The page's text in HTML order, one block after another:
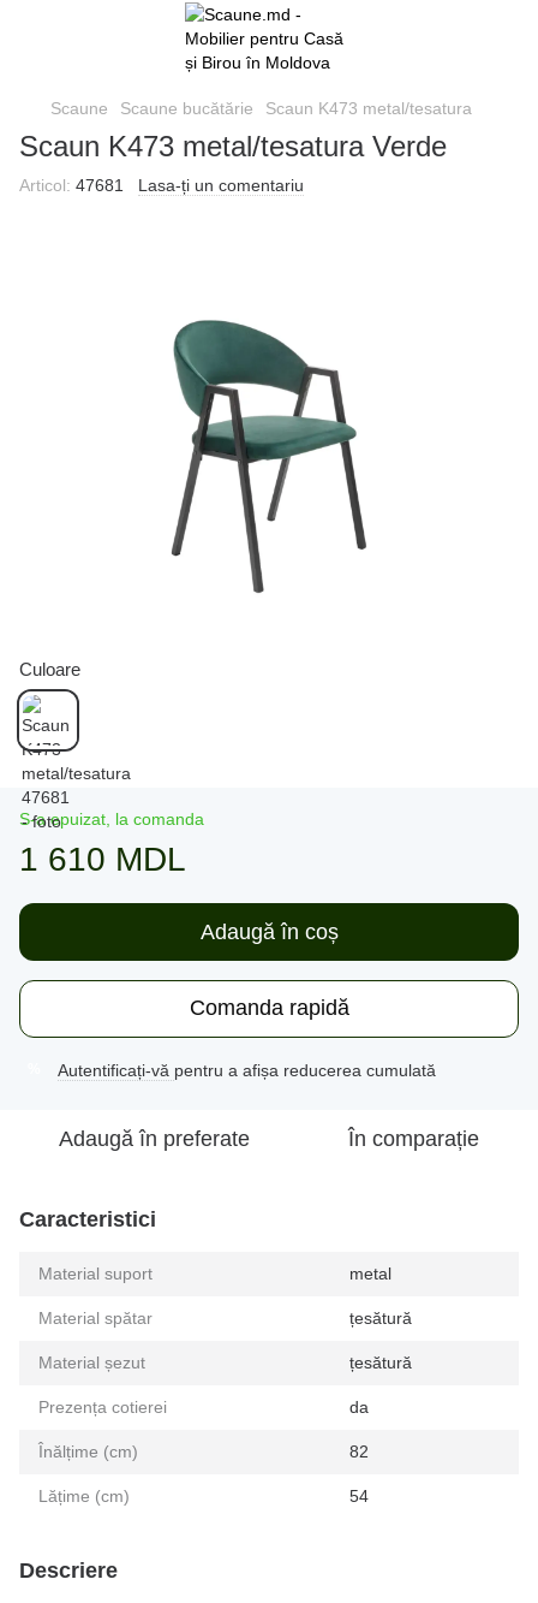
Scaune Scaune bucătărie Scaun K473 metal/tesatura
Scaun K473 metal/tesatura Verde
Articol: 47681 Lasa-ți un comentariu
Culoare
S-a epuizat, la comanda
1 610 MDL
Adaugă în coș
Comanda rapidă
Autentificați-vă pentru a afișa reducerea cumulată
Adaugă în preferate În comparație
Caracteristici
Material suport metal
Material spătar țesătură
Material șezut țesătură
Prezența cotierei da
Înălțime (cm) 82
Lățime (cm) 54
Descriere